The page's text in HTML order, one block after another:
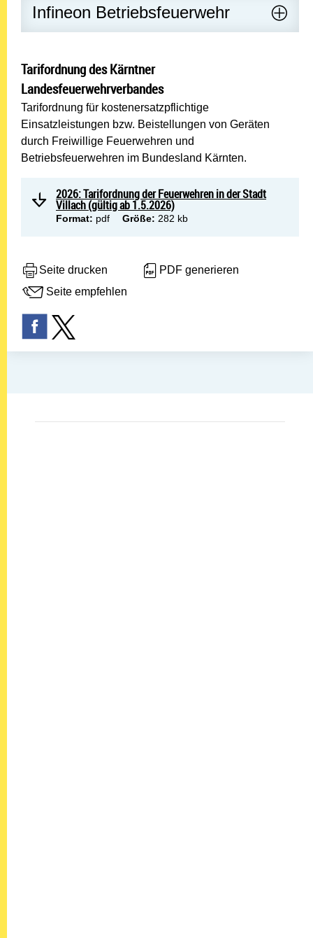
Infineon Betriebsfeuerwehr
Tarifordnung des Kärntner
Landesfeuerwehrverbandes
Tarifordnung für kostenersatzpflichtige
Einsatzleistungen bzw. Beistellungen von Geräten
durch Freiwillige Feuerwehren und
Betriebsfeuerwehren im Bundesland Kärnten.
2026: Tarifordnung der Feuerwehren in der Stadt
Villach (gültig ab 1.5.2026)
Format: pdf Größe: 282 kb
Seite drucken
PDF generieren
Seite empfehlen